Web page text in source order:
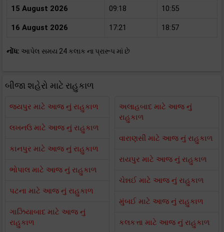
15 August 2026 09:18 10:55
16 August 2026 17:21 18:57
નોંધ: આપેલ સમય 24 કલાક ના પ્રારૂપ માં છે
બીજા શહેરો માટે રાહુકાળ
જયપુર માટે આજ નું રાહુકાળ
લખનઉ માટે આજ નું રાહુકાળ
કાનપુર માટે આજ નું રાહુકાળ
ભોપાલ માટે આજ નું રાહુકાળ
પટના માટે આજ નું રાહુકાળ
ગાઝિયાબાદ માટે આજ નું
રાહુકાળ
અલાહબાદ માટે આજ નું
રાહુકાળ
વારાણસી માટે આજ નું રાહુકાળ
રાયપુર માટે આજ નું રાહુકાળ
ચેન્નઈ માટે આજ નું રાહુકાળ
મુંબઈ માટે આજ નું રાહુકાળ
કલકત્તા માટે આજ નું રાહુકાળ